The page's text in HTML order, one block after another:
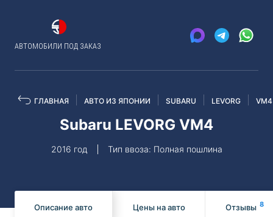
АВТОМОБИЛИ ПОД ЗАКАЗ
ГЛАВНАЯ АВТО ИЗ ЯПОНИИ SUBARU LEVORG VM4
Subaru LEVORG VM4
2016 год Тип ввоза: Полная пошлина
Описание авто Цены на авто Отзывы 8